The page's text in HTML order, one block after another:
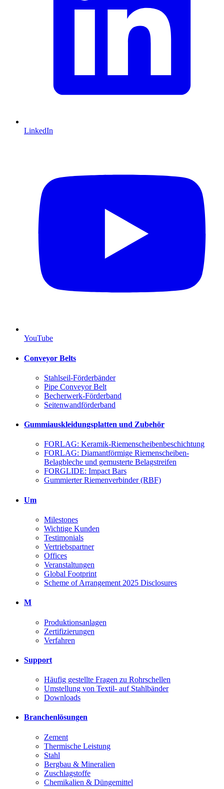
LinkedIn
YouTube
Conveyor Belts
Stahlseil-Förderbänder
Pipe Conveyor Belt
Becherwerk-Förderband
Seitenwandförderband
Gummiauskleidungsplatten und Zubehör
FORLAG: Keramik-Riemenscheibenbeschichtung
FORLAG: Diamantförmige Riemenscheiben-
Belagbleche und gemusterte Belagstreifen
FORGLIDE: Impact Bars
Gummierter Riemenverbinder (RBF)
Um
Milestones
Wichtige Kunden
Testimonials
Vertriebspartner
Offices
Veranstaltungen
Global Footprint
Scheme of Arrangement 2025 Disclosures
M
Produktionsanlagen
Zertifizierungen
Verfahren
Support
Häufig gestellte Fragen zu Rohrschellen
Umstellung von Textil- auf Stahlbänder
Downloads
Branchenlösungen
Zement
Thermische Leistung
Stahl
Bergbau & Mineralien
Zuschlagstoffe
Chemikalien & Düngemittel